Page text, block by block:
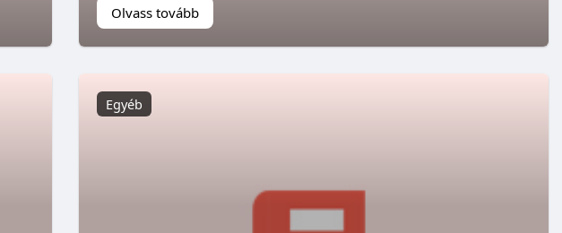
Olvass tovább
Egyéb